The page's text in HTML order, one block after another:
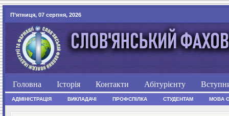
П’ятниця, 07 серпня, 2026
Головна Історія Контакти Абітурієнту
АДМІНІСТРАЦІЯ ВИКЛАДАЧІ ПРОФСПІЛКА СТУДЕНТАМ МОВА